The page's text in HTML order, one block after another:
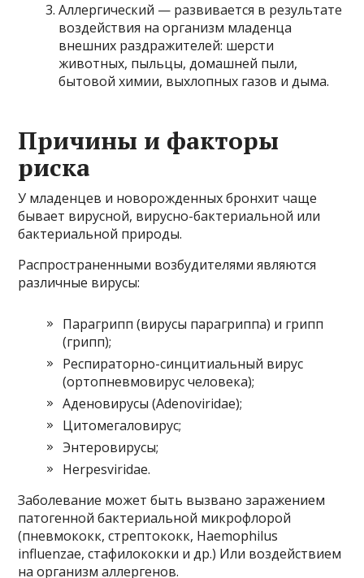
Аллергический — развивается в результате
воздействия на организм младенца
внешних раздражителей: шерсти
животных, пыльцы, домашней пыли,
бытовой химии, выхлопных газов и дыма.
Причины и факторы
риска
У младенцев и новорожденных бронхит чаще
бывает вирусной, вирусно-бактериальной или
бактериальной природы.
Распространенными возбудителями являются
различные вирусы:
Парагрипп (вирусы парагриппа) и грипп
(грипп);
Респираторно-синцитиальный вирус
(ортопневмовирус человека);
Аденовирусы (Adenoviridae);
Цитомегаловирус;
Энтеровирусы;
Herpesviridae.
Заболевание может быть вызвано заражением
патогенной бактериальной микрофлорой
(пневмококк, стрептококк, Haemophilus
influenzae, стафилококки и др.) Или воздействием
на организм аллергенов.